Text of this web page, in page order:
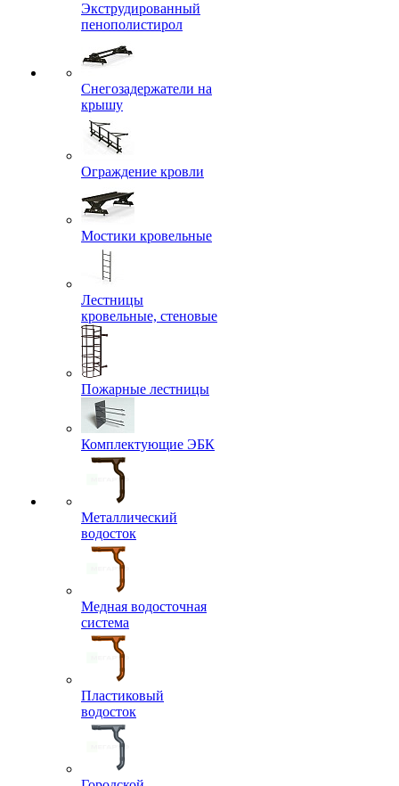
Экструдированный
пенополистирол
Снегозадержатели на
крышу
Ограждение кровли
Мостики кровельные
Лестницы
кровельные, стеновые
Пожарные лестницы
Комплектующие ЭБК
Металлический
водосток
Медная водосточная
система
Пластиковый
водосток